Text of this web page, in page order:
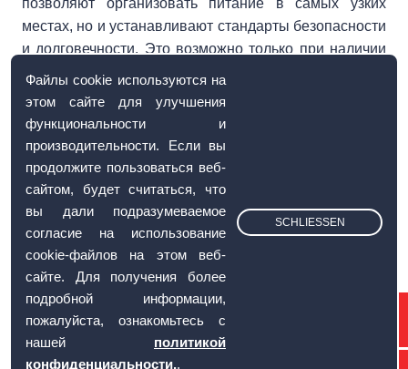
SCHLIESSEN
Файлы cookie используются на
этом сайте для улучшения
функциональности и
производительности. Если вы
продолжите пользоваться веб-
сайтом, будет считаться, что
вы дали подразумеваемое
согласие на использование
cookie-файлов на этом веб-
сайте. Для получения более
подробной информации,
пожалуйста, ознакомьтесь с
нашей политикой
конфиденциальности..
позволяют организовать питание в самых узких
местах, но и устанавливают стандарты безопасности
и долговечности. Это возможно только при наличии
всех сертификатов, необходимых для военного
26.01.2021
Три федеральных полицейских
катера
«Бамберг», «Бад-Дюбен» и «Потсдам» были
спроектированы и реализованы в тесном
сотрудничестве с командой и верфью. Безопасность